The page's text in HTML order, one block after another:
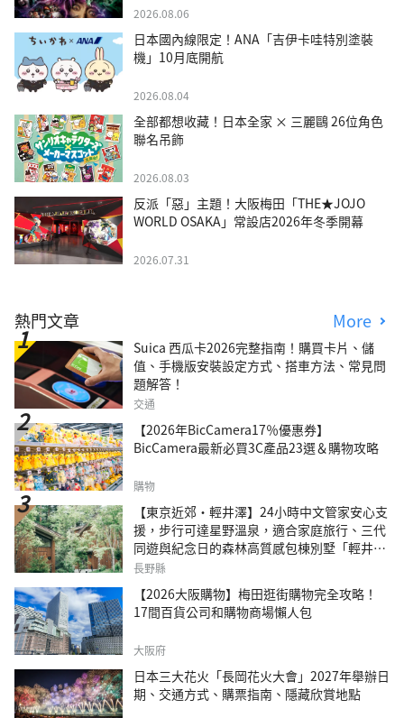
2026.08.06
日本國內線限定！ANA「吉伊卡哇特別塗裝
機」10月底開航
2026.08.04
全部都想收藏！日本全家 × 三麗鷗 26位角色
聯名吊飾
2026.08.03
反派「惡」主題！大阪梅田「THE★JOJO
WORLD OSAKA」常設店2026年冬季開幕
2026.07.31
熱門文章 More
Suica 西瓜卡2026完整指南！購買卡片、儲
值、手機版安裝設定方式、搭車方法、常見問
題解答！
交通
【2026年BicCamera17％優惠券】
BicCamera最新必買3C產品23選＆購物攻略
購物
【東京近郊・輕井澤】24小時中文管家安心支
援，步行可達星野溫泉，適合家庭旅行、三代
同遊與紀念日的森林高質感包棟別墅「輕井澤
森四季VILLA」
長野縣
【2026大阪購物】梅田逛街購物完全攻略！
17間百貨公司和購物商場懶人包
大阪府
日本三大花火「長岡花火大會」2027年舉辦日
期、交通方式、購票指南、隱藏欣賞地點